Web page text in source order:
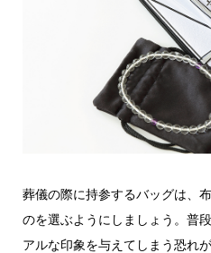
葬儀の際に持参するバッグは、
のを選ぶようにしましょう。普
アルな印象を与えてしまう恐れ